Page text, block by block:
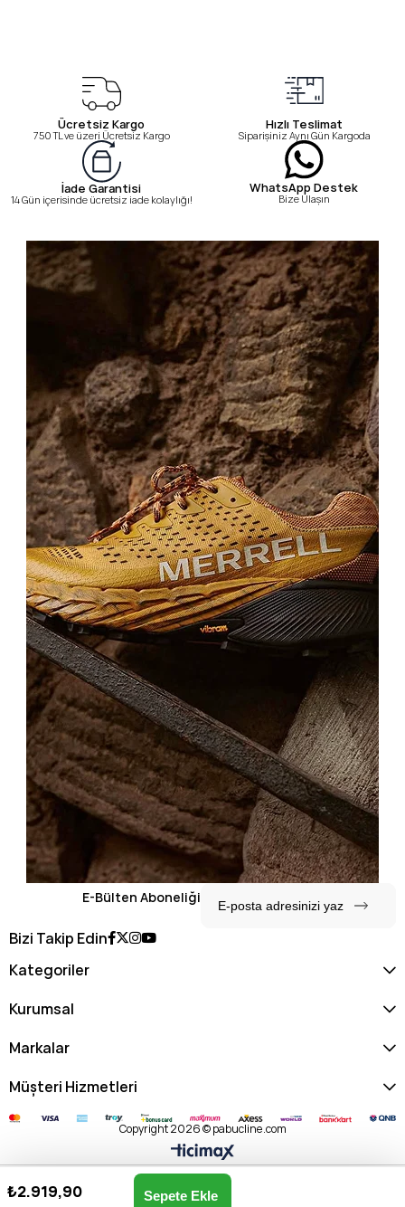
Ücretsiz Kargo
750 TL ve üzeri Ücretsiz Kargo
Hızlı Teslimat
Siparişiniz Aynı Gün Kargoda
İade Garantisi
14 Gün içerisinde ücretsiz iade kolaylığı!
WhatsApp Destek
Bize Ulaşın
E-Bülten Aboneliği
Bizi Takip Edin
Kategoriler
Kurumsal
Markalar
Müşteri Hizmetleri
Copyright 2026 © pabucline.com
Matmazel Kadın Omuz & Kol Çantası 103010123-BEJ
₺2.919,90
Anasayfa Favorilerim